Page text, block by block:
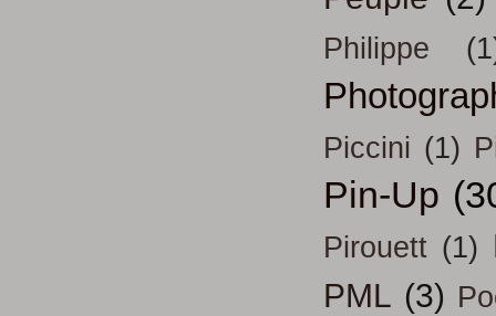
Philippe
Piccini (1)
Pin-Up
Pirouett (1)
PML (3)